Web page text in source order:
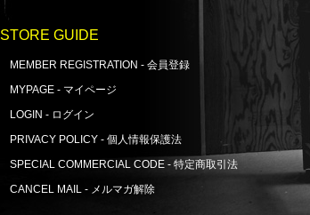
STORE GUIDE
MEMBER REGISTRATION - 会員登録
MYPAGE - マイページ
LOGIN - ログイン
PRIVACY POLICY - 個人情報保護法
SPECIAL COMMERCIAL CODE - 特定商取引法
CANCEL MAIL - メルマガ解除